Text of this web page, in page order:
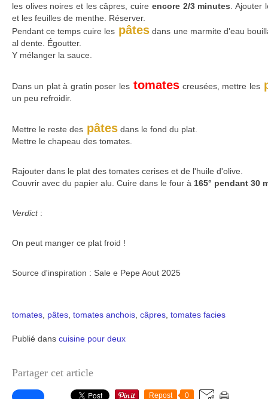
les olives noires et les câpres, cuire encore 2/3 minutes .
et les feuilles de menthe. Réserver.
Pendant ce temps cuire les pâtes dans une marmite d'eau
al dente. Égoutter.
Y mélanger la sauce.
Dans un plat à gratin poser lestomates creusées, mettre les
un peu refroidir.
Mettre le reste des pâtes dans le fond du plat.
Mettre le chapeau des tomates.
Rajouter dans le plat des tomates cerises et de l'huile d'olive.
Couvrir avec du papier alu. Cuire dans le four à 165° pendant 30
Verdict:
On peut manger ce plat froid !
Source d'inspiration : Sale e Pepe Aout 2025
tomates pâtes tomates anchois câpres tomates facies
Publié dans cuisine pour deux
Partager cet article
Repost 0